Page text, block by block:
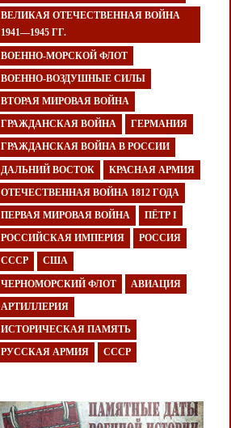
ВЕЛИКАЯ ОТЕЧЕСТВЕННАЯ ВОЙНА
1941—1945 ГГ.
ВОЕННО-МОРСКОЙ ФЛОТ
ВОЕННО-ВОЗДУШНЫЕ СИЛЫ
ВТОРАЯ МИРОВАЯ ВОЙНА
ГРАЖДАНСКАЯ ВОЙНА ГЕРМАНИЯ
ГРАЖДАНСКАЯ ВОЙНА В РОССИИ
ДАЛЬНИЙ ВОСТОК КРАСНАЯ АРМИЯ
ОТЕЧЕСТВЕННАЯ ВОЙНА 1812 ГОДА
ПЕРВАЯ МИРОВАЯ ВОЙНА ПЁТР I
РОССИЙСКАЯ ИМПЕРИЯ РОССИЯ
СССР США
ЧЕРНОМОРСКИЙ ФЛОТ АВИАЦИЯ
АРТИЛЛЕРИЯ
ИСТОРИЧЕСКАЯ ПАМЯТЬ
РУССКАЯ АРМИЯ СССР